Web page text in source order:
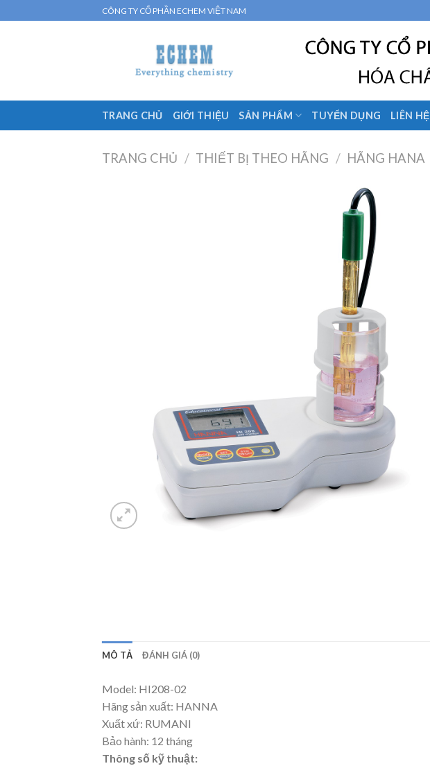
CÔNG TY CỔ PHẦN ECHEM VIỆT NAM
TRANG CHỦ GIỚI THIỆU SẢN PHẨM TUYỂN DỤNG LIÊN HỆ
TRANG CHỦ / THIẾT BỊ THEO HÃNG / HÃNG HANA
MÔ TẢ ĐÁNH GIÁ (0)
Model: HI208-02
Hãng sản xuất: HANNA
Xuất xứ: RUMANI
Bảo hành: 12 tháng
Thông số kỹ thuật: